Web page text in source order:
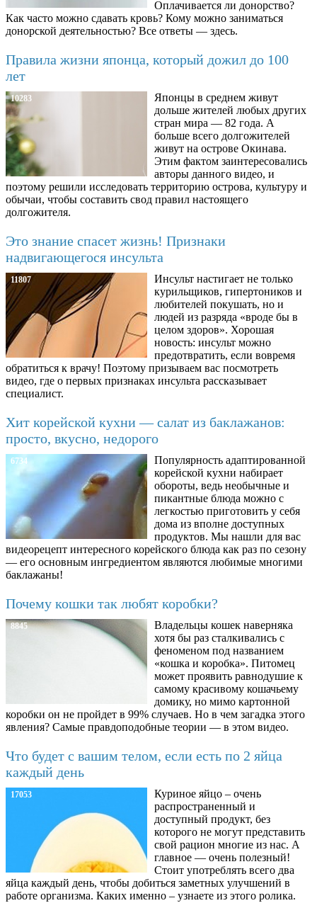
Оплачивается ли донорство?
Как часто можно сдавать кровь? Кому можно заниматься
донорской деятельностью? Все ответы — здесь.
Правила жизни японца, который дожил до 100
лет
10283
Японцы в среднем живут
дольше жителей любых других
стран мира — 82 года. А
больше всего долгожителей
живут на острове Окинава.
Этим фактом заинтересовались
авторы данного видео, и
поэтому решили исследовать территорию острова, культуру и
обычаи, чтобы составить свод правил настоящего
долгожителя.
Это знание спасет жизнь! Признаки
надвигающегося инсульта
11807
Инсульт настигает не только
курильщиков, гипертоников и
любителей покушать, но и
людей из разряда «вроде бы в
целом здоров». Хорошая
новость: инсульт можно
предотвратить, если вовремя
обратиться к врачу! Поэтому призываем вас посмотреть
видео, где о первых признаках инсульта рассказывает
специалист.
Хит корейской кухни — салат из баклажанов:
просто, вкусно, недорого
6734
Популярность адаптированной
корейской кухни набирает
обороты, ведь необычные и
пикантные блюда можно с
легкостью приготовить у себя
дома из вполне доступных
продуктов. Мы нашли для вас
видеорецепт интересного корейского блюда как раз по сезону
— его основным ингредиентом являются любимые многими
баклажаны!
Почему кошки так любят коробки?
8845
Владельцы кошек наверняка
хотя бы раз сталкивались с
феноменом под названием
«кошка и коробка». Питомец
может проявить равнодушие к
самому красивому кошачьему
домику, но мимо картонной
коробки он не пройдет в 99% случаев. Но в чем загадка этого
явления? Самые правдоподобные теории — в этом видео.
Что будет с вашим телом, если есть по 2 яйца
каждый день
17053
Куриное яйцо – очень
распространенный и
доступный продукт, без
которого не могут представить
свой рацион многие из нас. А
главное — очень полезный!
Стоит употреблять всего два
яйца каждый день, чтобы добиться заметных улучшений в
работе организма. Каких именно – узнаете из этого ролика.